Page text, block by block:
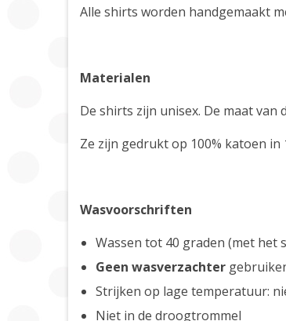
Alle shirts worden handgemaakt
Materialen
De shirts zijn unisex. De maat van
Ze zijn gedrukt op 100% katoen in
Wasvoorschriften
Wassen tot 40 graden (met het
Geen wasverzachter
Strijken op lage temperatuur:
Niet in de droogtrommel